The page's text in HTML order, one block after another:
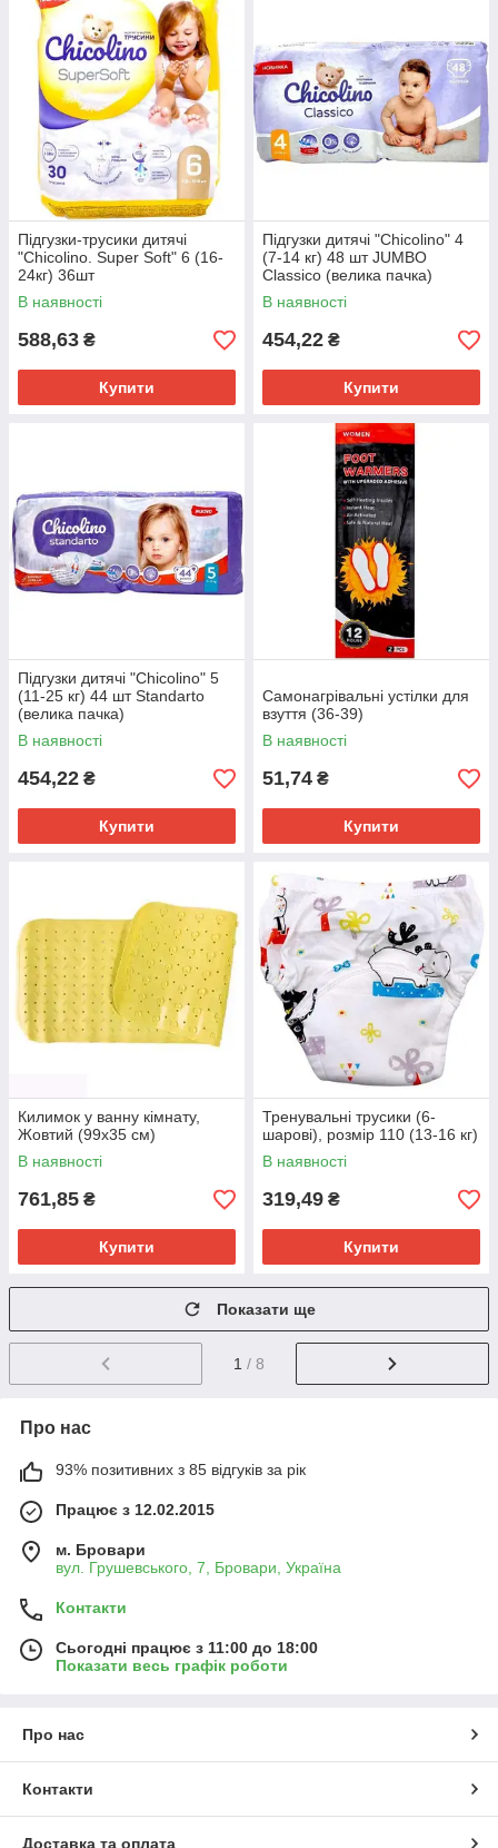
Підгузки-трусики дитячі
"Chicolino. Super Soft" 6 (16-
24кг) 36шт
В наявності
588,63 ₴
Купити
Підгузки дитячі "Chicolino" 4
(7-14 кг) 48 шт JUMBO
Classico (велика пачка)
В наявності
454,22 ₴
Купити
Підгузки дитячі "Chicolino" 5
(11-25 кг) 44 шт Standarto
(велика пачка)
В наявності
454,22 ₴
Купити
Самонагрівальні устілки для
взуття (36-39)
В наявності
51,74 ₴
Купити
Килимок у ванну кімнату,
Жовтий (99х35 см)
В наявності
761,85 ₴
Купити
Тренувальні трусики (6-
шарові), розмір 110 (13-16 кг)
В наявності
319,49 ₴
Купити
Показати ще
1 / 8
Про нас
93% позитивних з 85 відгуків за рік
Працює з 12.02.2015
м. Бровари
вул. Грушевського, 7, Бровари, Україна
Контакти
Сьогодні працює з 11:00 до 18:00
Показати весь графік роботи
Про нас
Контакти
Доставка та оплата